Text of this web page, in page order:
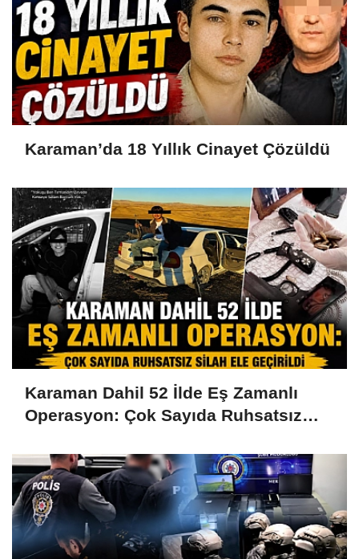
Karaman’da 18 Yıllık Cinayet Çözüldü
Karaman Dahil 52 İlde Eş Zamanlı
Operasyon: Çok Sayıda Ruhsatsız